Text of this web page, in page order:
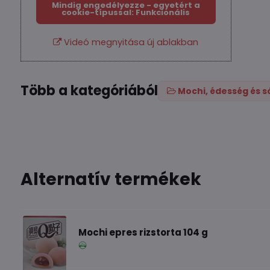
Mindig engedélyezze - egyetért a
cookie-típussal: Funkcionális
Videó megnyitása új ablakban
Több a kategóriából Mochi, édesség és
Alternatív termékek
Mochi epres rizstorta 104 g